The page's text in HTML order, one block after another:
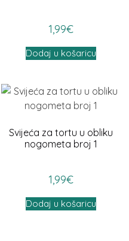
1,99€
Dodaj u košaricu
Svijeća za tortu u obliku
nogometa broj 1
1,99€
Dodaj u košaricu